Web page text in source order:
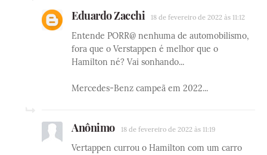
Eduardo Zacchi 18 de fevereiro de 2022 às 11:12
Entende PORR@ nenhuma de automobilismo,
fora que o Verstappen é melhor que o
Hamilton né? Vai sonhando...
Mercedes-Benz campeã em 2022...
Anônimo 18 de fevereiro de 2022 às 11:19
Vertappen currou o Hamilton com um carro